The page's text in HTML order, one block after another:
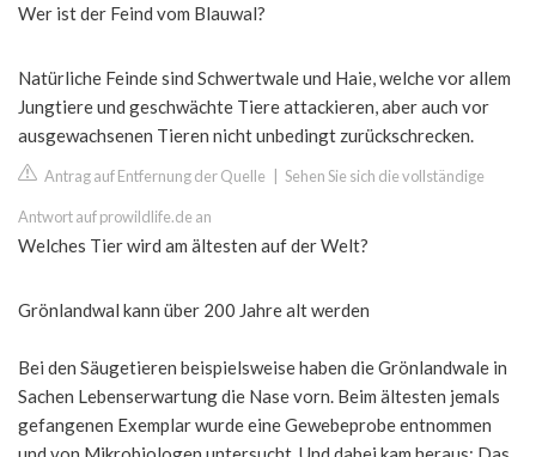
Wer ist der Feind vom Blauwal?
Natürliche Feinde sind Schwertwale und Haie, welche vor allem
Jungtiere und geschwächte Tiere attackieren, aber auch vor
ausgewachsenen Tieren nicht unbedingt zurückschrecken.
Antrag auf Entfernung der Quelle Sehen Sie sich die vollständige
Antwort auf prowildlife.de an
Welches Tier wird am ältesten auf der Welt?
Grönlandwal kann über 200 Jahre alt werden
Bei den Säugetieren beispielsweise haben die Grönlandwale in
Sachen Lebenserwartung die Nase vorn. Beim ältesten jemals
gefangenen Exemplar wurde eine Gewebeprobe entnommen